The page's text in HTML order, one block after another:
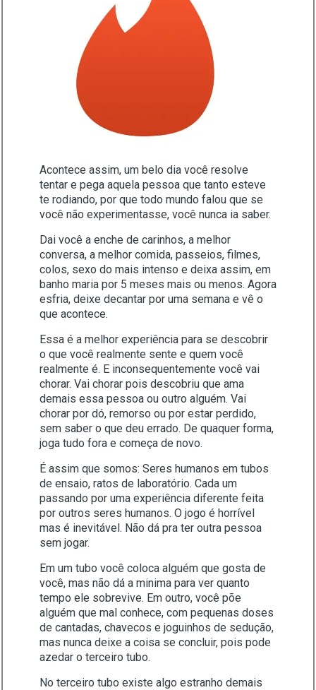
Acontece assim, um belo dia você resolve
tentar e pega aquela pessoa que tanto esteve
te rodiando, por que todo mundo falou que se
você não experimentasse, você nunca ia saber.
Dai você a enche de carinhos, a melhor
conversa, a melhor comida, passeios, filmes,
colos, sexo do mais intenso e deixa assim, em
banho maria por 5 meses mais ou menos. Agora
esfria, deixe decantar por uma semana e vê o
que acontece.
Essa é a melhor experiência para se descobrir
o que você realmente sente e quem você
realmente é. E inconsequentemente você vai
chorar. Vai chorar pois descobriu que ama
demais essa pessoa ou outro alguém. Vai
chorar por dó, remorso ou por estar perdido,
sem saber o que deu errado. De quaquer forma,
joga tudo fora e começa de novo.
É assim que somos: Seres humanos em tubos
de ensaio, ratos de laboratório. Cada um
passando por uma experiência diferente feita
por outros seres humanos. O jogo é horrível
mas é inevitável. Não dá pra ter outra pessoa
sem jogar.
Em um tubo você coloca alguém que gosta de
você, mas não dá a minima para ver quanto
tempo ele sobrevive. Em outro, você põe
alguém que mal conhece, com pequenas doses
de cantadas, chavecos e joguinhos de sedução,
mas nunca deixe a coisa se concluir, pois pode
azedar o terceiro tubo.
No terceiro tubo existe algo estranho demais